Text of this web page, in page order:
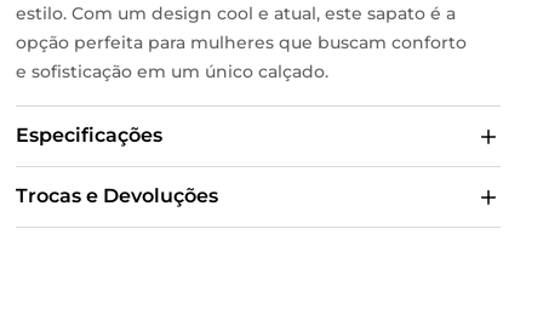
estilo. Com um design cool e atual, este sapato é a
opção perfeita para mulheres que buscam conforto
e sofisticação em um único calçado.
Especificações
Trocas e Devoluções